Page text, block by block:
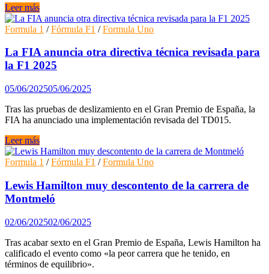
Le
Mans?
Kamui
Kobayashi
se
a
los
mandos
un
Haas
Leer más
Formula 1 /Fórmula F1 /Formula Uno
La FIA anuncia otra directiva técnica revisada para
la F1 2025
05/06/202505/06/2025
Tras las pruebas de deslizamiento en el Gran Premio de España, la
FIA ha anunciado una implementación revisada del TD015.
La
FIA
anuncia
directiva
técnica
revisada
la
F1
2025
Leer más
Formula 1 /Fórmula F1 /Formula Uno
Lewis Hamilton muy descontento de la carrera de
Montmeló
02/06/202502/06/2025
Tras acabar sexto en el Gran Premio de España, Lewis Hamilton ha
calificado el evento como «la peor carrera que he tenido, en
términos de equilibrio».